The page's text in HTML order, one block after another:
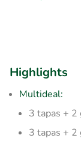
Highlights
Multideal:
3 tapas + 2
3 tapas + 2